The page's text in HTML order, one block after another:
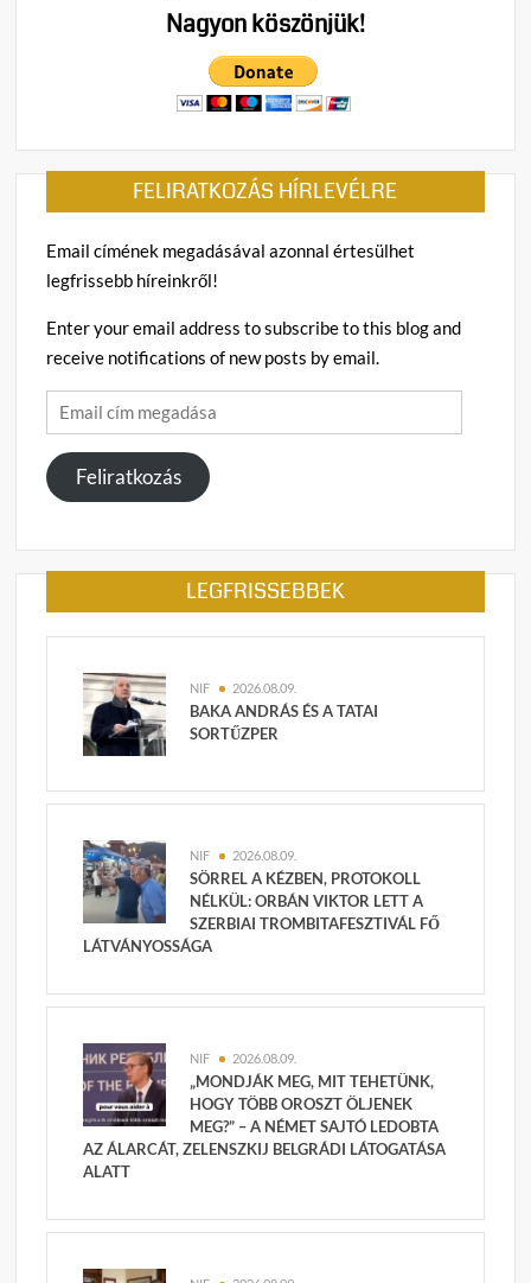
Nagyon köszönjük!
FELIRATKOZÁS HÍRLEVÉLRE
Email címének megadásával azonnal értesülhet
legfrissebb híreinkről!
Enter your email address to subscribe to this blog and
receive notifications of new posts by email.
Email
cím
megadása
Feliratkozás
LEGFRISSEBBEK
NIF 2026.08.09.
BAKA ANDRÁS ÉS A TATAI
SORTŰZPER
NIF 2026.08.09.
SÖRREL A KÉZBEN, PROTOKOLL
NÉLKÜL: ORBÁN VIKTOR LETT A
SZERBIAI TROMBITAFESZTIVÁL FŐ
LÁTVÁNYOSSÁGA
NIF 2026.08.09.
„MONDJÁK MEG, MIT TEHETÜNK,
HOGY TÖBB OROSZT ÖLJENEK
MEG?” – A NÉMET SAJTÓ LEDOBTA
AZ ÁLARCÁT, ZELENSZKIJ BELGRÁDI LÁTOGATÁSA
ALATT